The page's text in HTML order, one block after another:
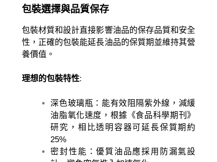
包裝選擇與品質保存
包裝材質和設計直接影響油品的保存品質和安全
性，正確的包裝能延長油品的保質期並維持其營
養價值。
理想的包裝特性:
深色玻璃瓶：能有效阻隔紫外線，減緩
油脂氧化速度，根據《食品科學期刊》
研究，相比透明容器可延長保質期約
25%
密封性能：優質油品應採用防漏氣設